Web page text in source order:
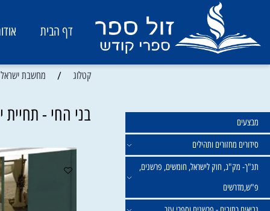
דף הבית
ותהילים
חוק לישראל, חומשים, פרשנים,
/ מחשבת ישראל ואמונה
בני החי - תחיית